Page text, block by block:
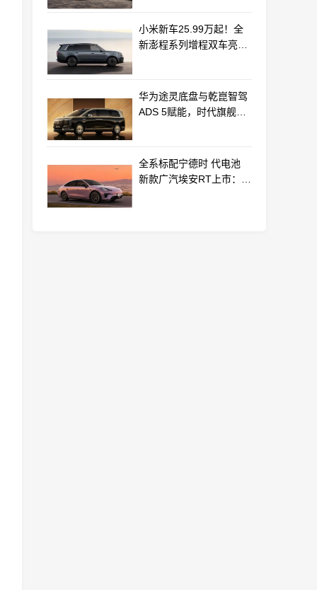
小米新车25.99万起！全
新澎程系列增程双车亮相
华为途灵底盘与乾崑智驾
ADS 5赋能，时代旗舰
全系标配宁德时 代电池
新款广汽埃安RT上市：